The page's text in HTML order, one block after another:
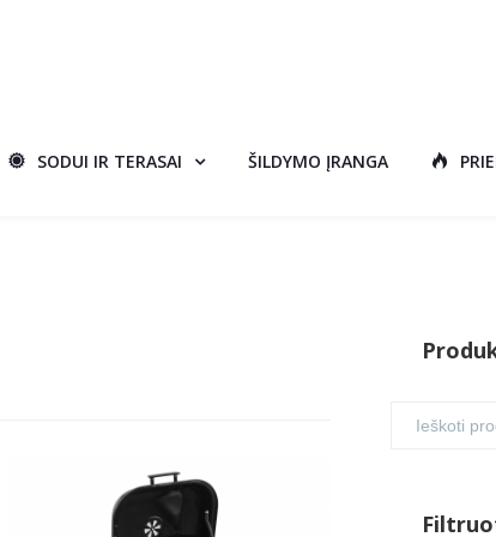
SODUI IR TERASAI ŠILDYMO ĮRANGA